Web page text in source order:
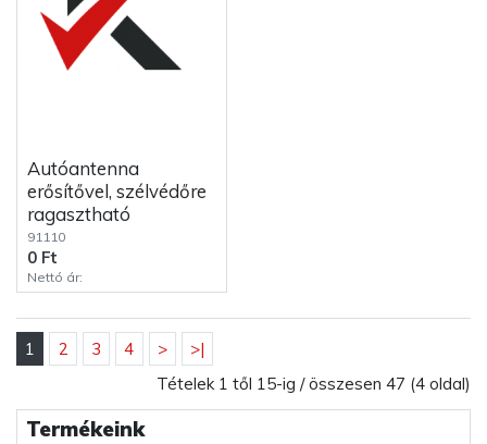
Termékeink
Autóantenna
erősítővel, szélvédőre
ragasztható
91110
0 Ft
Nettó ár:
1 2 3 4 >
>|
Tételek 1 től 15-ig / összesen 47 (4 oldal)